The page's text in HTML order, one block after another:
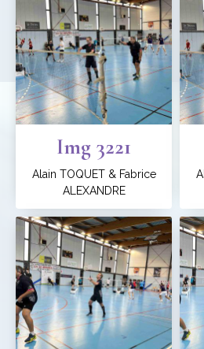
Img 3221
Alain TOQUET & Fabrice
ALEXANDRE